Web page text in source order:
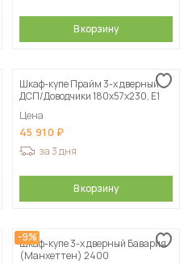
В корзину
Шкаф-купе Прайм 3-х дверный
ДСП/Доводчики 180х57х230, Е1
Цена
45 910
за 3 дня
В корзину
-9%
Шкаф-купе 3-х дверный Бавария
(Манхеттен) 2400